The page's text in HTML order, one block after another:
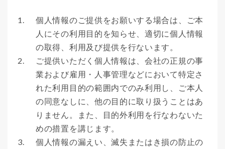
1.
個人情報のご提供をお願いする場合は、ご本
人にその利用目的を知らせ、適切に個人情報
の取得、利用及び提供を行ないます。
2.
ご提供いただく個人情報は、会社の正規の事
業および雇用・人事管理などにおいて特定さ
れた利用目的の範囲内でのみ利用し、ご本人
の同意なしに、他の目的に取り扱うことはあ
りません。また、目的外利用を行なわないた
めの措置を講じます。
3.
個人情報の漏えい、滅失またはき損の防止の